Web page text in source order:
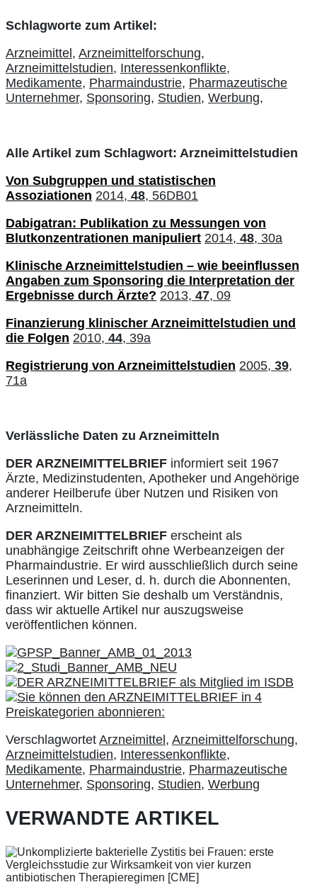
Schlagworte zum Artikel:
Arzneimittel, Arzneimittelforschung,
Arzneimittelstudien, Interessenkonflikte,
Medikamente, Pharmaindustrie, Pharmazeutische
Unternehmer, Sponsoring, Studien, Werbung,
Alle Artikel zum Schlagwort: Arzneimittelstudien
Von Subgruppen und statistischen
Assoziationen 2014, 48, 56DB01
Dabigatran: Publikation zu Messungen von
Blutkonzentrationen manipuliert 2014, 48, 30a
Klinische Arzneimittelstudien – wie beeinflussen
Angaben zum Sponsoring die Interpretation der
Ergebnisse durch Ärzte? 2013, 47, 09
Finanzierung klinischer Arzneimittelstudien und
die Folgen 2010, 44, 39a
Registrierung von Arzneimittelstudien 2005, 39,
71a
Verlässliche Daten zu Arzneimitteln
DER ARZNEIMITTELBRIEF informiert seit 1967
Ärzte, Medizinstudenten, Apotheker und Angehörige
anderer Heilberufe über Nutzen und Risiken von
Arzneimitteln.
DER ARZNEIMITTELBRIEF erscheint als
unabhängige Zeitschrift ohne Werbeanzeigen der
Pharmaindustrie. Er wird ausschließlich durch seine
Leserinnen und Leser, d. h. durch die Abonnenten,
finanziert. Wir bitten Sie deshalb um Verständnis,
dass wir aktuelle Artikel nur auszugsweise
veröffentlichen können.
Verschlagwortet Arzneimittel, Arzneimittelforschung,
Arzneimittelstudien, Interessenkonflikte,
Medikamente, Pharmaindustrie, Pharmazeutische
Unternehmer, Sponsoring, Studien, Werbung
VERWANDTE ARTIKEL